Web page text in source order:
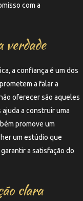
com a
verdade
a confiança é um dos
a falar a
oferecer são aqueles
a construir uma
promove um
um estúdio que
a satisfação do
clara